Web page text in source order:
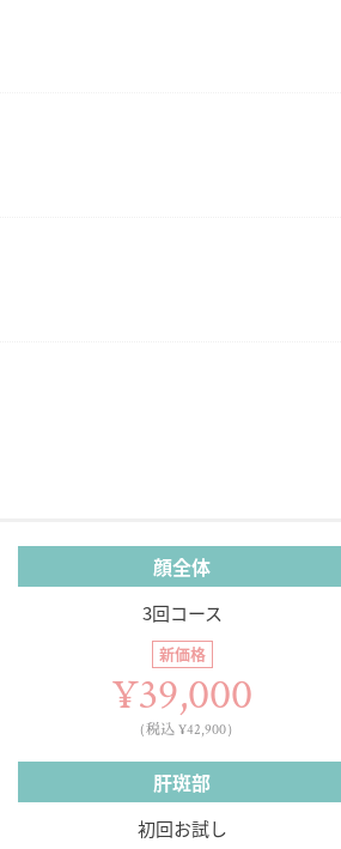
顔全体
3回コース
新価格
¥39,000
（税込 ¥42,900）
肝斑部
初回お試し